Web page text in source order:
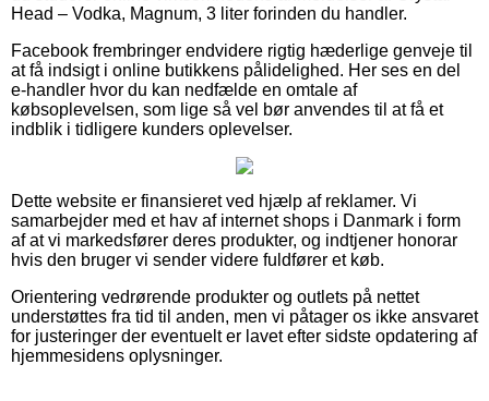
Head – Vodka, Magnum, 3 liter forinden du handler.
Facebook frembringer endvidere rigtig hæderlige genveje til
at få indsigt i online butikkens pålidelighed. Her ses en del
e-handler hvor du kan nedfælde en omtale af
købsoplevelsen, som lige så vel bør anvendes til at få et
indblik i tidligere kunders oplevelser.
Dette website er finansieret ved hjælp af reklamer. Vi
samarbejder med et hav af internet shops i Danmark i form
af at vi markedsfører deres produkter, og indtjener honorar
hvis den bruger vi sender videre fuldfører et køb.
Orientering vedrørende produkter og outlets på nettet
understøttes fra tid til anden, men vi påtager os ikke ansvaret
for justeringer der eventuelt er lavet efter sidste opdatering af
hjemmesidens oplysninger.